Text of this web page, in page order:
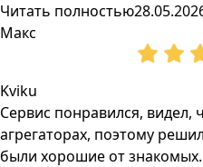
Читать полностью
Макс
Kviku
Сервис понравился, видел,
агрегаторах, поэтому
были хорошие от